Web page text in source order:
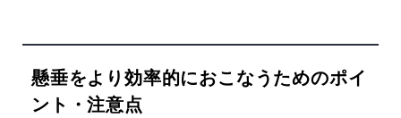
懸垂をより効率的におこなうためのポイ
ント・注意点